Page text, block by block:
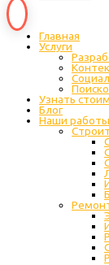
Главная
Услуги
Узнать
Блог
Наши работы